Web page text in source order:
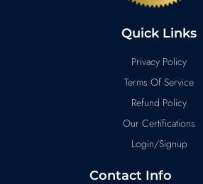
Quick Links
Privacy Policy
Terms Of Service
Refund Policy
Our Certifications
Login/Signup
Contact Info